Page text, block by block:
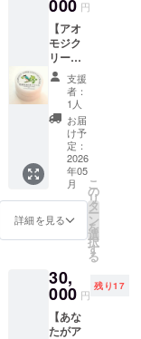
000 円
【アオ
モジク
リーム
を贈り
ます】
雪浦の
アオモ
ジを
使った
アオモ
ジク
リーム
を2つお
贈りし
ます。
支援
者：
1人
お届
け予
定：
2026
年05
月
詳細を見る
こ
の
リ
タ
ー
ン
を
選
択
す
る
30,
000 円
残り17
【あな
たがア